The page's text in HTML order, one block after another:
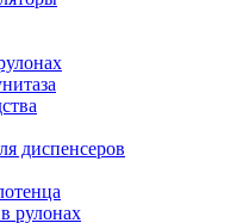
диспенсеров
рулонах